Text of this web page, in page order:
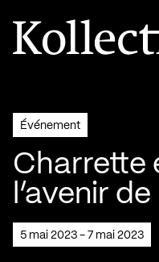
Aller à la page d'accueil
Logo Kollectif
Événement
Charrette
l’avenir
5 mai 2023 - 7 mai 2023